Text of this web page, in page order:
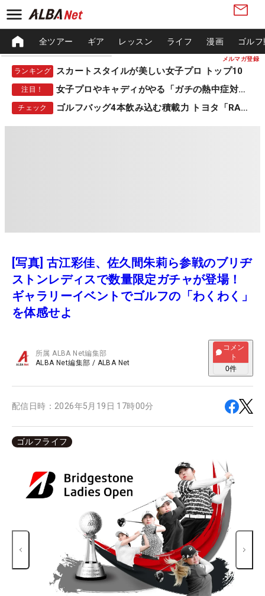
メルマガ登録
全ツアー ギア レッスン ライフ 漫画 ゴル
ランキング スカートスタイルが美しい女子プロ トップ10
注目！ 女子プロやキャディがやる「ガチの熱中症対策」
チェック ゴルフバッグ4本飲み込む積載力 トヨタ「RAV4」
[写真] 古江彩佳、佐久間朱莉ら参戦のブリヂ
ストンレディスで数量限定ガチャが登場！
ギャラリーイベントでゴルフの「わくわく」
を体感せよ
所属ALBA Net編集部
ALBA Net編集部 / ALBA Net
コメン
ト
0件
配信日時： 2026年5月19日 17時00分
ゴルフライフ